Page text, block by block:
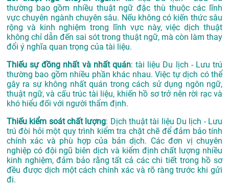
thường bao gồm nhiều thuật ngữ đặc thù thuộc các lĩnh
vực chuyên ngành chuyên sâu. Nếu không có kiến thức sâu
rộng và kinh nghiệm trong lĩnh vực này, việc dịch thuật
không chỉ dẫn đến sai sót trong thuật ngữ, mà còn làm thay
đổi ý nghĩa quan trọng của tài liệu.
Thiếu sự đồng nhất và nhất quán: tài liệu Du lịch - Lưu trú
thường bao gồm nhiều phần khác nhau. Việc tự dịch có thể
gây ra sự không nhất quán trong cách sử dụng ngôn ngữ,
thuật ngữ, và cấu trúc tài liệu, khiến hồ sơ trở nên rời rạc và
khó hiểu đối với người thẩm định.
Thiếu kiểm soát chất lượng: Dịch thuật tài liệu Du lịch - Lưu
trú đòi hỏi một quy trình kiểm tra chặt chẽ để đảm bảo tính
chính xác và phù hợp của bản dịch. Các đơn vị chuyên
nghiệp có đội ngũ biên dịch và kiểm định chất lượng nhiều
kinh nghiệm, đảm bảo rằng tất cả các chi tiết trong hồ sơ
đều được dịch một cách chính xác và rõ ràng trước khi gửi
đi.